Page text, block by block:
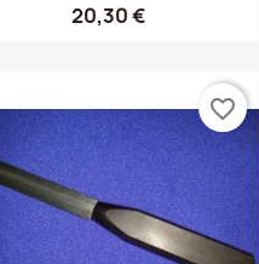
20,30 €
favorite_border